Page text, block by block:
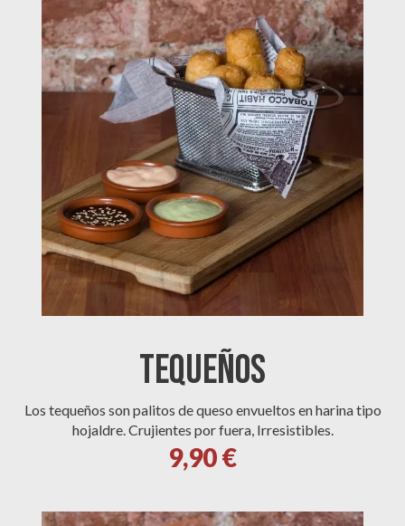
TEQUEÑOS
Los tequeños son palitos de queso envueltos en harina tipo
hojaldre. Crujientes por fuera, Irresistibles.
9,90 €